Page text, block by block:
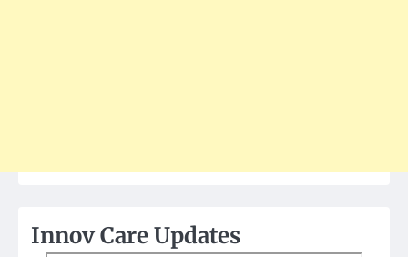
Innov Care Updates